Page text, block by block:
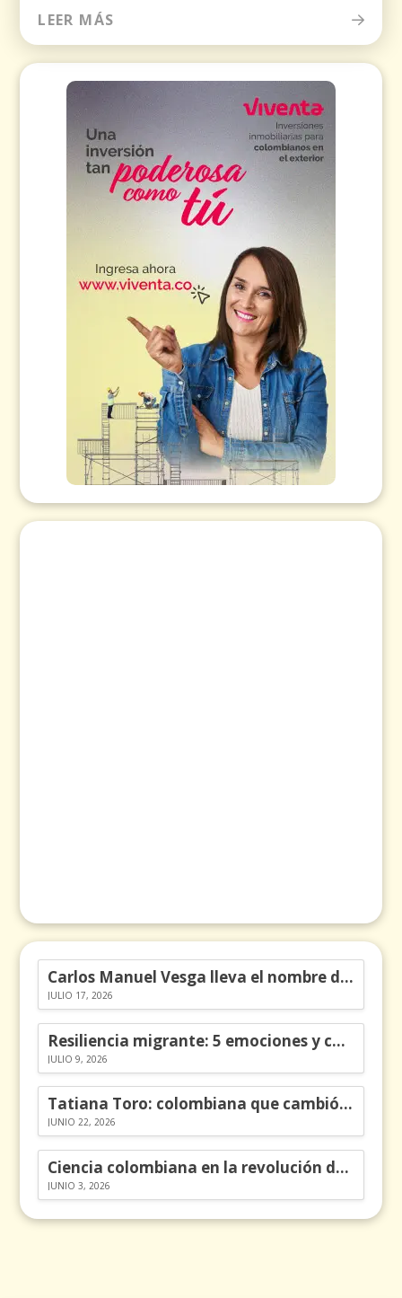
LEER MÁS
Carlos Manuel Vesga lleva el nombre de Colombia a los Emmy
JULIO 17, 2026
Resiliencia migrante: 5 emociones y cómo gestionarlas
JULIO 9, 2026
Tatiana Toro: colombiana que cambió la historia de las matemáticas
JUNIO 22, 2026
Ciencia colombiana en la revolución de los órganos en chips
JUNIO 3, 2026